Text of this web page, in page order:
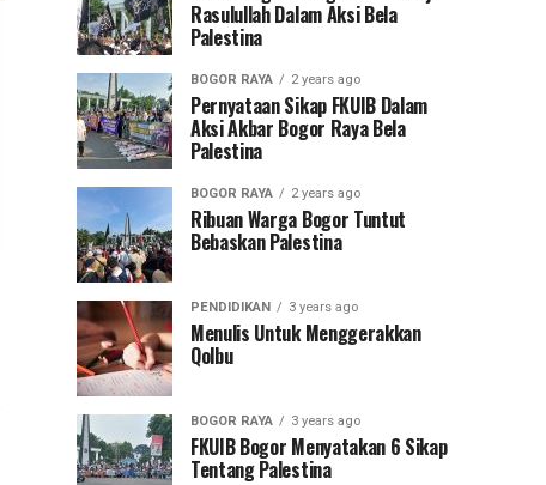
Rasulullah Dalam Aksi Bela
Palestina
BOGOR RAYA 2 years ago
Pernyataan Sikap FKUIB Dalam
Aksi Akbar Bogor Raya Bela
Palestina
BOGOR RAYA 2 years ago
Ribuan Warga Bogor Tuntut
Bebaskan Palestina
PENDIDIKAN 3 years ago
Menulis Untuk Menggerakkan
Qolbu
BOGOR RAYA 3 years ago
FKUIB Bogor Menyatakan 6 Sikap
Tentang Palestina